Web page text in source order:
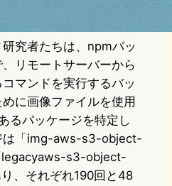
究者たちは、npmパッ
リモートサーバーから
マンドを実行するバッ
に画像ファイルを使用
るパッケージを特定し
は「img-aws-s3-object-
s3-object-
、それぞれ190回と48